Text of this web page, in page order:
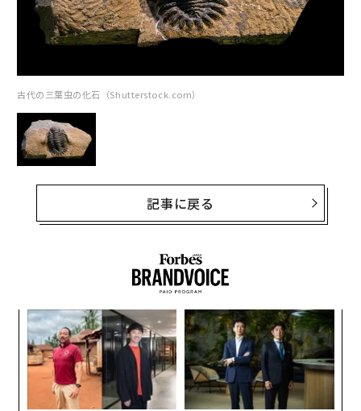
古代の三葉虫の化石（Shutterstock.com）
記事に戻る